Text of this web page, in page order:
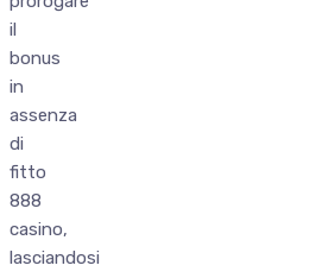
il
bonus
in
assenza
di
fitto
888
casino,
lasciandosi